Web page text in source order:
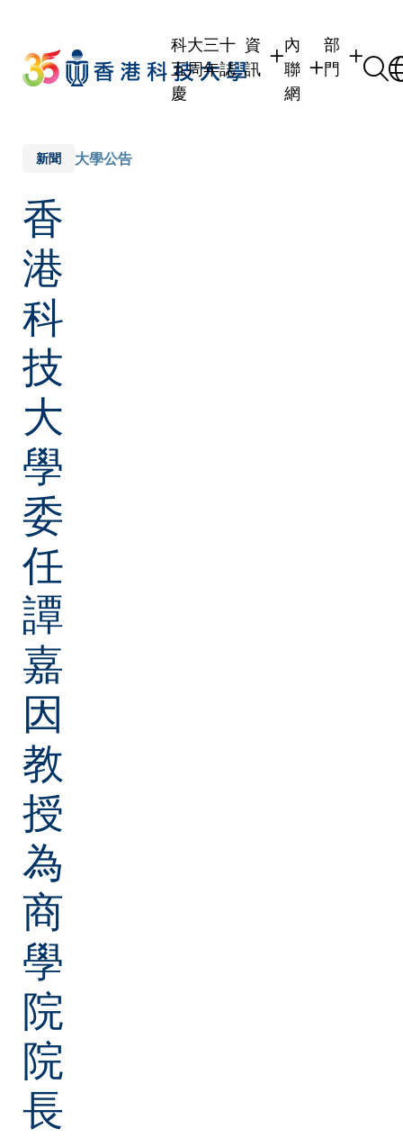
main
content
科大三十
五周年誌
慶
資
訊
內
聯
網
部
門
新聞 大學公告
香
港
科
技
大
學
委
任
譚
嘉
因
教
授
為
商
學
院
院
長